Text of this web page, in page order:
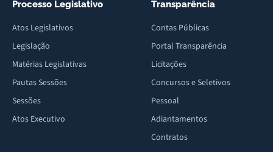
Processo Legislativo
Atos Legislativos
Legislação
Matérias Legislativas
Pautas Sessões
Sessões
Atos Executivo
Transparência
Contas Públicas
Portal Transparência
Licitações
Concursos e Seletivos
Pessoal
Adiantamentos
Contratos